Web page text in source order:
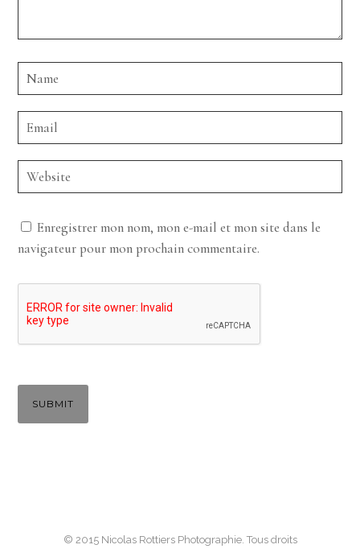
Enregistrer mon nom, mon e-mail et mon site dans le
navigateur pour mon prochain commentaire.
© 2015 Nicolas Rottiers Photographie. Tous droits